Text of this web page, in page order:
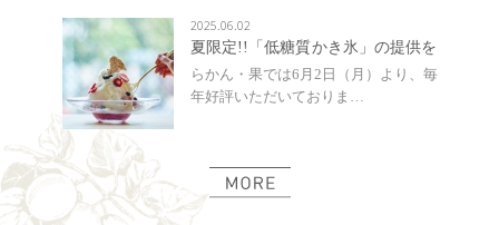
2025.06.02
夏限定!!「低糖質かき氷」の提供を
開始いたします
らかん・果では6月2日（月）より、毎
年好評いただいておりま…